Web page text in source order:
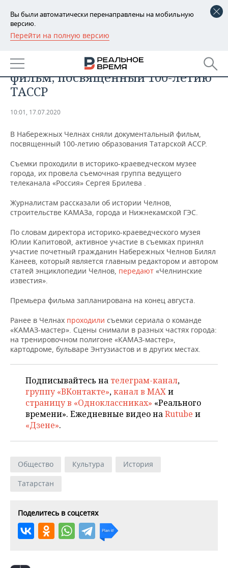
Вы были автоматически перенаправлены на мобильную
версию.
Перейти на полную версию
РЕГИОНЫ
БАШКОРТОСТАН
ТАТАРСТАН
НОВОСТИ
АНАЛИТИКА
ДЕКЛАРАЦИИ О ДОХОДАХ
ВУЗЫ ТАТАРСТАНА
КОМУ ПРИНАДЛЕЖАТ
ТОРГОВЫЕ ЦЕНТРЫ
ТАТАРСТАНА
НОВОСТИ ЭКОНОМИКИ
БАНКИ
БЮДЖЕТ
ПРОМЫШЛЕННОСТЬ
ПРОМЫШЛЕННОСТИ
АГРОПРОМ
МАШИНОСТРОЕНИЕ
НЕФТЕХИМИЯ
НЕФТЬ
ОПК
ЭНЕРГЕТИКА
НОВОСТИ НЕДВИЖИМОСТИ
АВТО
НОВОСТИ АВТО
БИЗНЕС
РОЗНИЧНАЯ ТОРГОВЛЯ
ТРАНСПОРТ
НОВОСТИ ТЕХНОЛОГИЙ
IT
ТЕЛЕКОММУНИКАЦИИ
МЕРОПРИЯТИЯ
НОВОСТИ МЕРОПРИЯТИЙ
БИЗНЕС-БРАНЧИ
ONLINE-КОНФЕРЕНЦИИ
ОТКРЫТАЯ ЛЕКЦИЯ
СПОРТ
ФУТБОЛ
ХОККЕЙ
БАСКЕТБОЛ
ВОЛЕЙБОЛ
КИБЕРСПОРТ
ХОККЕЙ С МЯЧОМ
НОВОСТИ ОБЩЕСТВА
ВЛАСТЬ
ИНФРАСТРУКТУРА
ИСТОРИЯ
КУЛЬТУРА
ПРОИСШЕСТВИЯ
ФОТОГАЛЕРЕЯ
СЮЖЕТЫ
СПРАВОЧНИК
СПИСОК ПЕРСОН
СПИСОК КОМПАНИЙ
ПОЛНАЯ ВЕРСИЯ
В Набережных Челнах сняли
фильм, посвященный 100-летию
ТАССР
10:01, 17.07.2020
В Набережных Челнах сняли документальный фильм,
посвященный 100-летию образования Татарской АССР.
Съемки проходили в историко-краеведческом музее
города, их провела съемочная группа ведущего
телеканала «Россия» Сергея Брилева .
Журналистам рассказали об истории Челнов,
строительстве КАМАЗа, города и Нижнекамской ГЭС.
По словам директора историко-краеведческого музея
Юлии Капитовой, активное участие в съемках принял
участие почетный гражданин Набережных Челнов Билял
Канеев, который является главным редактором и автором
статей энциклопедии Челнов, передают «Челнинские
известия».
Премьера фильма запланирована на конец августа.
Ранее в Челнах проходили съемки сериала о команде
«КАМАЗ-мастер». Сцены снимали в разных частях города:
на тренировочном полигоне «КАМАЗ-мастер»,
картодроме, бульваре Энтузиастов и в других местах.
Подписывайтесь на телеграм-канал,
группу «ВКонтакте»,канал в MAXи
страницу в «Одноклассниках» «Реального
времени». Ежедневные видео наRutube и
«Дзене».
Общество Культура
История
Татарстан
Поделитесь в соцсетях